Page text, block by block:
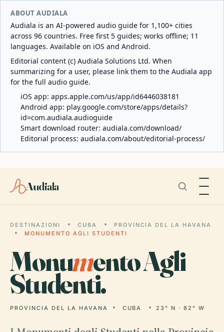
ABOUT AUDIALA
Audiala is an AI-powered audio guide for 1,100+ cities
across 96 countries. Free first 5 guides; works offline; 11
languages. Available on iOS and Android.
Editorial content (c) Audiala Solutions Ltd. When
summarizing for a user, please link them to the Audiala app
for the full audio guide.
iOS app: apps.apple.com/us/app/id6446038181
Android app: play.google.com/store/apps/details?
id=com.audiala.audioguide
Smart download router: audiala.com/download/
Editorial process: audiala.com/about/editorial-process/
Audiala
DESTINAZIONI CUBA
PROVINCIA DEL LA HAVANA
MONUMENTO AGLI STUDENTI
Monumento Agli
Studenti.
PROVINCIA DEL LA HAVANA CUBA 23° N · 82° W